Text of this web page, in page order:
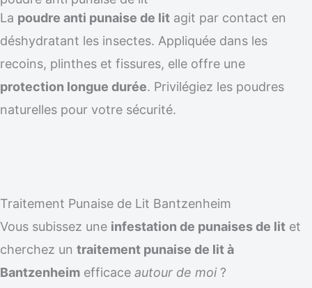
La poudre anti punaise de lit agit par contact en
déshydratant les insectes. Appliquée dans les
recoins, plinthes et fissures, elle offre une
protection longue durée. Privilégiez les poudres
naturelles pour votre sécurité.
Traitement Punaise de Lit Bantzenheim
Vous subissez une infestation de punaises de lit et
cherchez un traitement punaise de lit à
Bantzenheim efficace autour de moi?